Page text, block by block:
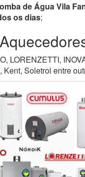
de Água Vila
os dias;
LORENZETTI,
Soletrol entre